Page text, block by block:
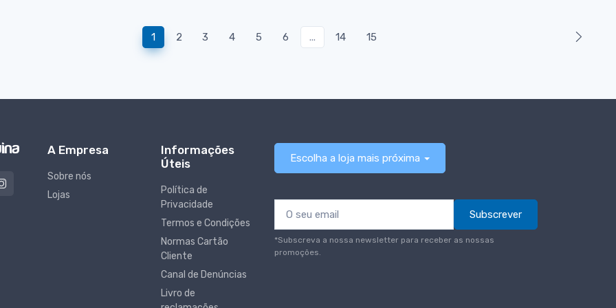
1 2 3 4 5 6 ... 14 15
A Empresa
Sobre nós
Lojas
Informações
Úteis
Política de
Privacidade
Termos e Condições
Normas Cartão
Cliente
Canal de Denúncias
Livro de
Escolha a loja mais próxima
Subscrever
*Subscreva a nossa newsletter para receber as nossas
promoções.